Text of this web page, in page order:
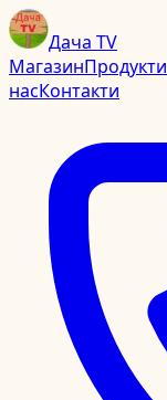
Дача TV
МагазинПродукти
насКонтакти